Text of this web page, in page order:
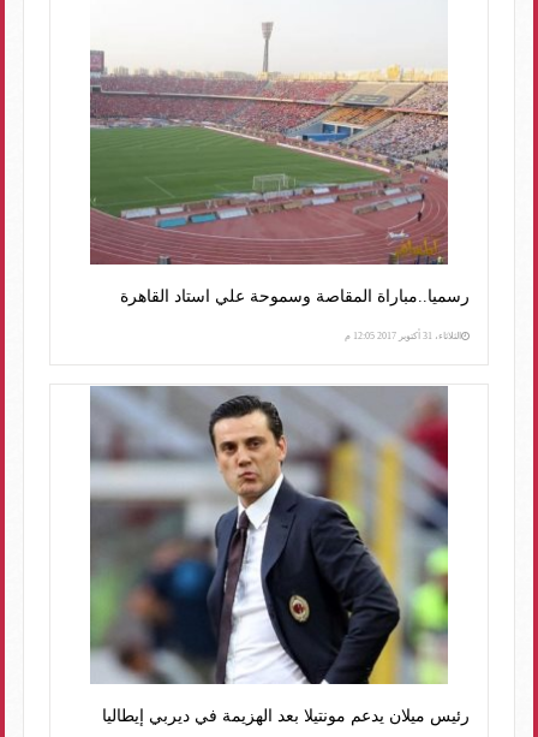
رسميا..مباراة المقاصة وسموحة علي استاد القاهرة
الثلاثاء، 31 أكتوبر 2017 12:05 م
رئيس ميلان يدعم مونتيلا بعد الهزيمة في ديربي إيطاليا